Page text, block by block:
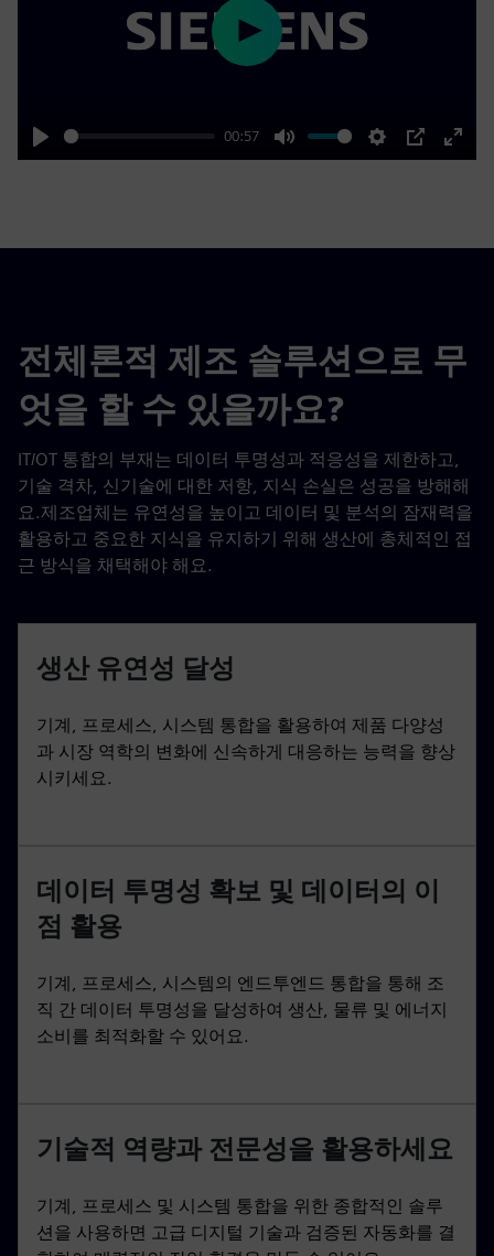
Play
00:57
Mute Settings
PIP
Enter
Play
전체론적 제조 솔루션으로 무
엇을 할 수 있을까요?
IT/OT 통합의 부재는 데이터 투명성과 적응성을 제한하고,
기술 격차, 신기술에 대한 저항, 지식 손실은 성공을 방해해
요.제조업체는 유연성을 높이고 데이터 및 분석의 잠재력을
활용하고 중요한 지식을 유지하기 위해 생산에 총체적인 접
근 방식을 채택해야 해요.
생산 유연성 달성
기계, 프로세스, 시스템 통합을 활용하여 제품 다양성
과 시장 역학의 변화에 신속하게 대응하는 능력을 향상
시키세요.
데이터 투명성 확보 및 데이터의 이
점 활용
기계, 프로세스, 시스템의 엔드투엔드 통합을 통해 조
직 간 데이터 투명성을 달성하여 생산, 물류 및 에너지
소비를 최적화할 수 있어요.
기술적 역량과 전문성을 활용하세요
기계, 프로세스 및 시스템 통합을 위한 종합적인 솔루
션을 사용하면 고급 디지털 기술과 검증된 자동화를 결